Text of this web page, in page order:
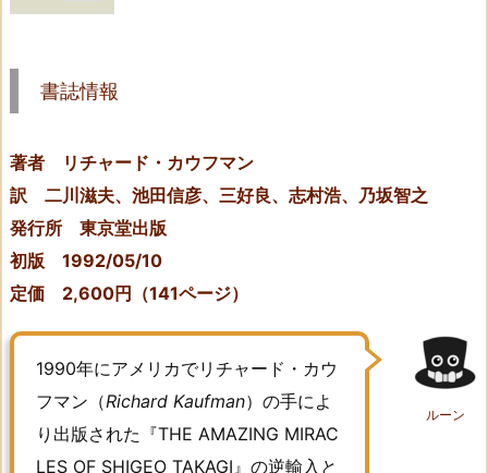
1.
情
2.
①
デ
ビ
ッ
シ
ュ
ダ
書誌情報
著者 リチャード・カウフマン
訳 二川滋夫、池田信彦、三好良、志村浩、乃坂智之
発行所 東京堂出版
初版 1992/05/10
定価 2,600円（141ページ）
ルーン
1990年にアメリカでリチャード・カウ
フマン（Richard Kaufman）の手によ
り出版された『THE AMAZING MIRAC
LES OF SHIGEO TAKAGI』の逆輸入と